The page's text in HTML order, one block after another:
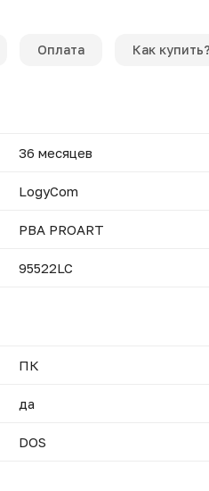
Оплата Как купить?
36 месяцев
LogyCom
PBA PROART
95522LC
ПК
да
DOS